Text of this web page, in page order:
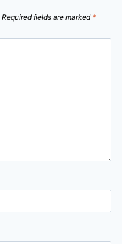
Required fields are marked *